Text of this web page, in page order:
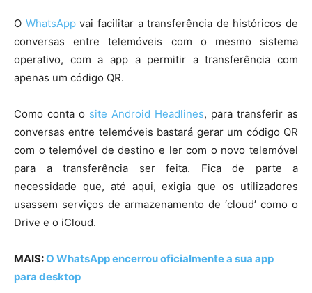
O WhatsAppvai facilitar a transferência de históricos de
conversas entre telemóveis com o mesmo sistema
operativo, com a app a permitir a transferência com
apenas um código QR.
Como conta o site Android Headlines, para transferir as
conversas entre telemóveis bastará gerar um código QR
com o telemóvel de destino e ler com o novo telemóvel
para a transferência ser feita. Fica de parte a
necessidade que, até aqui, exigia que os utilizadores
usassem serviços de armazenamento de ‘cloud’ como o
Drive e o iCloud.
MAIS:O WhatsApp encerrou oficialmente a sua app
para desktop